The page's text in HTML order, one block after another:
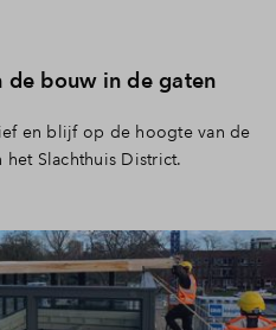
de bouw in de gaten
en blijf op de hoogte van de
Slachthuis District.